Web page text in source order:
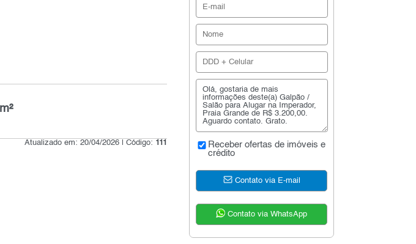
Atualizado em: 20/04/2026 | Código: 111
Receber ofertas de imóveis e
crédito
Contato via E-mail
Contato via WhatsApp